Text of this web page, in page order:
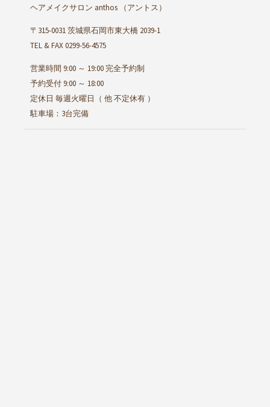
ヘアメイクサロン anthos （アントス）
〒315-0031 茨城県石岡市東大橋 2039-1
TEL & FAX 0299-56-4575
営業時間 9:00 ～ 19:00 完全予約制
予約受付 9:00 ～ 18:00
定休日 毎週火曜日（ 他 不定休有 ）
駐車場：3台完備